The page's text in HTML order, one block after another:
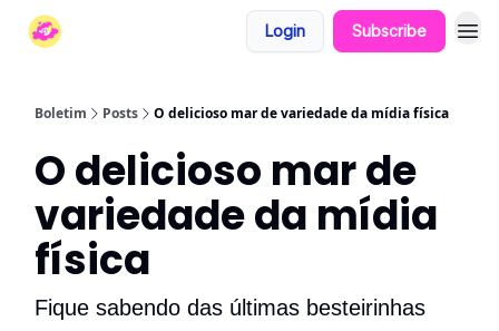
Login Subscribe
Boletim Posts O delicioso mar de variedade da mídia física
O delicioso mar de
variedade da mídia
física
Fique sabendo das últimas besteirinhas